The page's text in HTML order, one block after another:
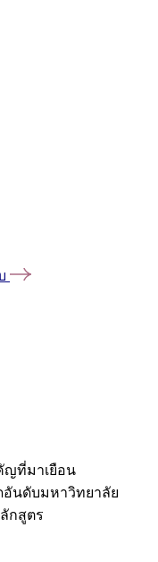
ที่มาเยือน
อันดับมหาวิทยาลัย
กสูตร